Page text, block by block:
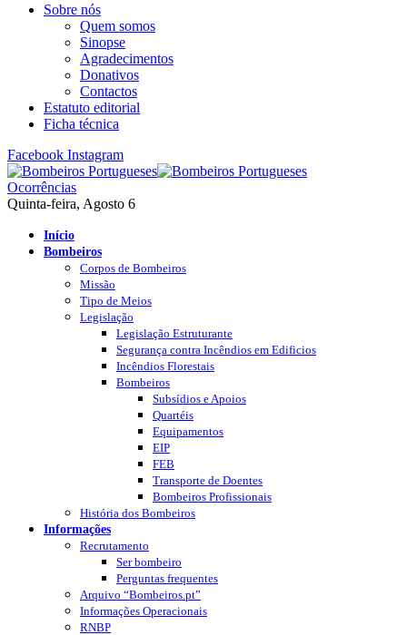
Sobre nós
Quem somos
Sinopse
Agradecimentos
Donativos
Contactos
Estatuto editorial
Ficha técnica
Facebook Instagram
Ocorrências
Quinta-feira, Agosto 6
Início
Bombeiros
Corpos de Bombeiros
Missão
Tipo de Meios
Legislação
Legislação Estruturante
Segurança contra Incêndios em Edificios
Incêndios Florestais
Bombeiros
Subsídios e Apoios
Quartéis
Equipamentos
EIP
FEB
Transporte de Doentes
Bombeiros Profissionais
História dos Bombeiros
Informações
Recrutamento
Ser bombeiro
Perguntas frequentes
Arquivo “Bombeiros.pt”
Informações Operacionais
RNBP